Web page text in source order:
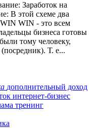
Заработок на
В этой схеме два
WIN - это всем
бизнеса готовы
тому человеку,
Т. е...
дополнительный доход
интернет-бизнес
тренинг